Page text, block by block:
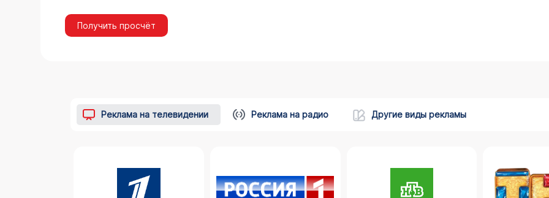
Получить просчёт
Реклама на телевидении Реклама на радио Другие виды рекламы